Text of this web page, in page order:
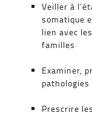
Veiller à
somatique
lien avec
familles
Examiner,
pathologies
Prescrire